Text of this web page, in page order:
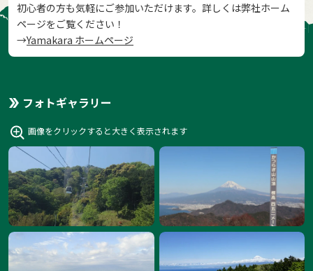
初心者の方も気軽にご参加いただけます。詳しくは弊社ホーム
ページをご覧ください！
→Yamakara ホームページ
フォトギャラリー
画像をクリックすると大きく表示されます